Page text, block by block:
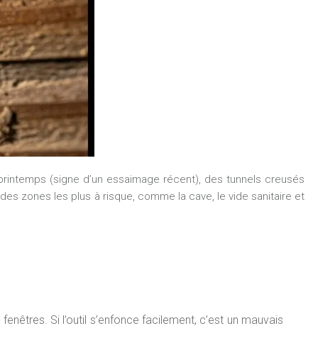
(signe d’un essaimage récent), des tunnels creusés
zones les plus à risque, comme la cave, le vide sanitaire et
Si l’outil s’enfonce facilement, c’est un mauvais